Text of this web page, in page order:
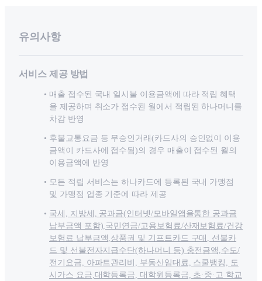
유의사항
서비스 제공 방법
매출 접수된 국내 일시불 이용금액에 따라 적립 혜택
을 제공하며 취소가 접수된 월에서 적립된 하나머니를
차감 반영
후불교통요금 등 무승인거래(카드사의 승인없이 이용
금액이 카드사에 접수됨)의 경우 매출이 접수된 월의
이용금액에 반영
모든 적립 서비스는 하나카드에 등록된 국내 가맹점
및 가맹점 업종 기준에 따라 제공
국세, 지방세, 공과금(인터넷/모바일앱을통한 공과금
납부금액 포함),국민연금/고용보험료/산재보험료/건강
보험료 납부금액,상품권 및 기프트카드 구매, 선불카
드 및 선불전자지급수단(하나머니 등) 충전금액,수도/
전기요금, 아파트관리비, 부동산임대료, 스쿨뱅킹, 도
시가스 요금,대학등록금, 대학원등록금, 초·중·고 학교